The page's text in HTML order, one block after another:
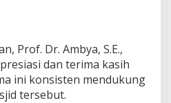
Prof. Dr. Ambya, S.E.,
dan terima kasih
ini konsisten mendukung
tersebut.